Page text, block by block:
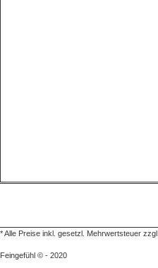
* Alle Preise inkl. gesetzl. Mehrwertsteuer zzgl.
Feingefühl © - 2020